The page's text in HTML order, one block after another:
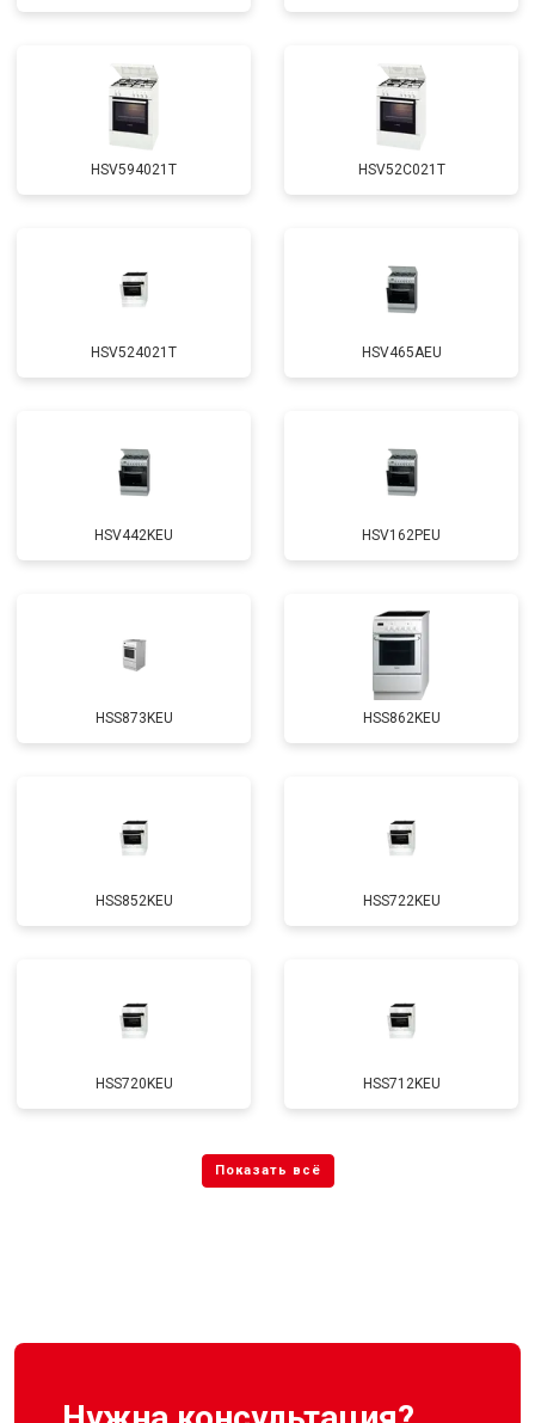
HSV594021T HSV52C021T
HSV524021T HSV465AEU
HSV442KEU HSV162PEU
HSS873KEU HSS862KEU
HSS852KEU HSS722KEU
HSS720KEU HSS712KEU